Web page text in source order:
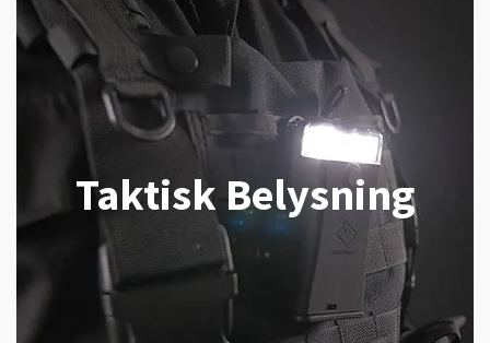
Taktisk Belysning